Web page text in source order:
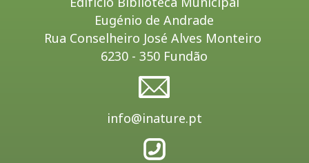
Eugénio de Andrade
Rua Conselheiro José Alves Monteiro
6230 - 350 Fundão
info@inature.pt